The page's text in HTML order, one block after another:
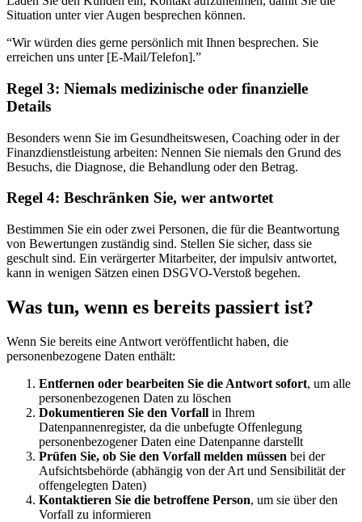
Situation unter vier Augen besprechen können.
“Wir würden dies gerne persönlich mit Ihnen besprechen. Sie
erreichen uns unter [E-Mail/Telefon].”
Regel 3: Niemals medizinische oder finanzielle
Details
Besonders wenn Sie im Gesundheitswesen, Coaching oder in der
Finanzdienstleistung arbeiten: Nennen Sie niemals den Grund des
Besuchs, die Diagnose, die Behandlung oder den Betrag.
Regel 4: Beschränken Sie, wer antwortet
Bestimmen Sie ein oder zwei Personen, die für die Beantwortung
von Bewertungen zuständig sind. Stellen Sie sicher, dass sie
geschult sind. Ein verärgerter Mitarbeiter, der impulsiv antwortet,
kann in wenigen Sätzen einen DSGVO-Verstoß begehen.
Was tun, wenn es bereits passiert ist?
Wenn Sie bereits eine Antwort veröffentlicht haben, die
personenbezogene Daten enthält:
Entfernen oder bearbeiten Sie die Antwort sofort, um alle
personenbezogenen Daten zu löschen
Dokumentieren Sie den Vorfall in Ihrem
Datenpannenregister, da die unbefugte Offenlegung
personenbezogener Daten eine Datenpanne darstellt
Prüfen Sie, ob Sie den Vorfall melden müssen bei der
Aufsichtsbehörde (abhängig von der Art und Sensibilität der
offengelegten Daten)
Kontaktieren Sie die betroffene Person, um sie über den
Vorfall zu informieren